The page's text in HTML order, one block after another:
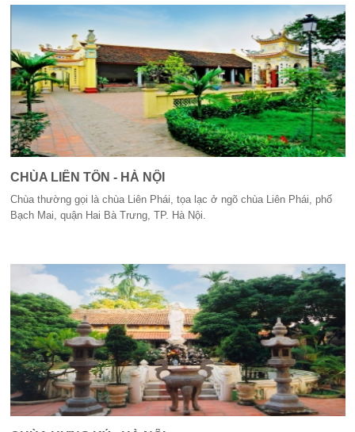
CHÙA LIÊN TÔN - HÀ NỘI
Chùa thường gọi là chùa Liên Phái, tọa lạc ở ngõ chùa Liên Phái, phố
Bạch Mai, quận Hai Bà Trưng, TP. Hà Nội.